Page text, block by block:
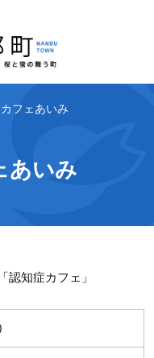
フェあいみ
あいみ
認知症カフェ」